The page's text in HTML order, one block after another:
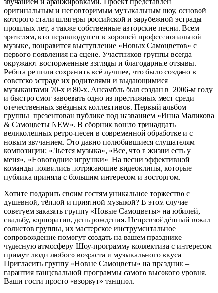
звучанием и аранжировками. Проект представлен
оригинальным и неповторимым музыкальным шоу, основой
которого стали шлягеры российской и зарубежной эстрады
прошлых лет, а также собственные авторские песни. Всем
зрителям, кто неравнодушен к хорошей профессиональной
музыке, понравится выступление «Новых Самоцветов» с
первого появления на сцене. Участников группы всегда
окружают восторженные взгляды и благодарные отзывы.
Ребята решили сохранить всё лучшее, что было создано в
советско эстраде их родителями и выдающимися
музыкантами 70-х и 80-х. Ансамбль был создан в 2006-м году
и быстро смог завоевать одно из престижных мест среди
отечественных звёздных коллективов. Первый альбом
группы презентован публике под названием «Инна Маликова
& Самоцветы NEW». В сборник вошло тринадцать
великолепных ретро-песен в современной обработке и с
новым звучанием. Это давно полюбившиеся слушателям
композиции: «Льется музыка», «Все, что в жизни есть у
меня», «Новогодние игрушки». На песни эффективной
команды появились потрясающие видеоклипы, которые
публика приняла с большим интересом и восторгом.
Хотите подарить своим гостям уникальное торжество с
душевной, тёплой и приятной музыкой? В этом случае
советуем заказать группу «Новые Самоцветы» на юбилей,
свадьбу, корпоратив, день рождения. Непревзойдённый вокал
солистов группы, их мастерское инструментальное
сопровождение помогут создать на вашем празднике
чудесную атмосферу. Шоу-программу коллектива с интересом
примут люди любого возраста и музыкального вкуса.
Пригласить группу «Новые Самоцветы» на праздник –
гарантия танцевальной программы самого высокого уровня.
Ваши гости просто «взорвут» танцпол.